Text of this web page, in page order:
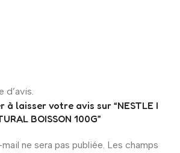
d’avis.
à laisser votre avis sur “NESTLE I
BOISSON 100G”
ne sera pas publiée. Les champs